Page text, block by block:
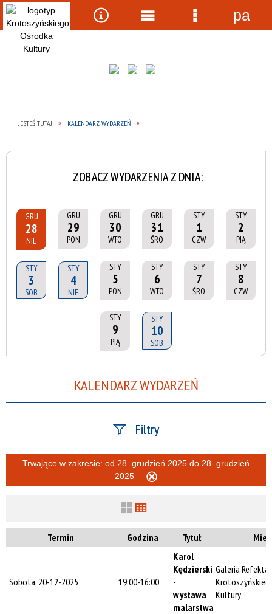
JESTEŚ TUTAJ KALENDARZ WYDARZEŃ
ZOBACZ WYDARZENIA Z DNIA:
GRU
28
NIE
GRU
29
PON
GRU
30
WTO
GRU
31
ŚRO
STY
1
CZW
STY
2
PIĄ
STY
3
SOB
STY
4
NIE
STY
5
PON
STY
6
WTO
STY
7
ŚRO
STY
8
CZW
STY
9
PIĄ
STY
10
SOB
KALENDARZ WYDARZEŃ
Filtry
Szukana fraza
Kategoria
Trwające w zakresie: od 28. grudzień 2025 do 28. grudzień
2025
filtr
Termin Godzina Tytuł
Sobota, 20-12-2025 19:00-16:00
Karol
Kędzierski
-
wystawa
malarstwa
Galeria
Kultury
Wyszukiwarka
Narzędzia
Menu Menu
panel